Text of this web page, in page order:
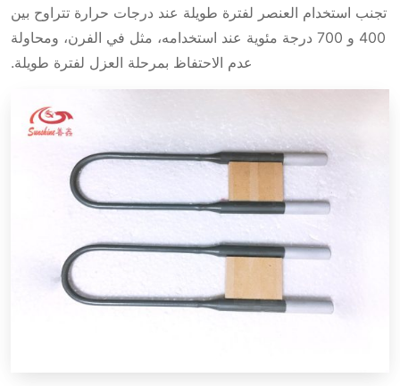
تجنب استخدام العنصر لفترة طويلة عند درجات حرارة تتراوح بين
400 و 700 درجة مئوية عند استخدامه، مثل في الفرن، ومحاولة
عدم الاحتفاظ بمرحلة العزل لفترة طويلة.